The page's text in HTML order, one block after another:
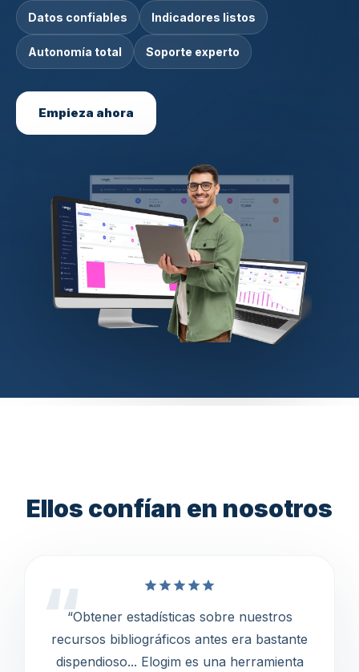
Datos confiables Indicadores listos
Autonomía total Soporte experto
Empieza ahora
Ellos confían en nosotros
“Obtener estadísticas sobre nuestros
recursos bibliográficos antes era bastante
dispendioso... Elogim es una herramienta